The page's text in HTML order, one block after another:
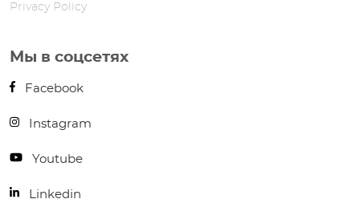
Privacy Policy
Мы в соцсетях
Facebook
Instagram
Youtube
Linkedin